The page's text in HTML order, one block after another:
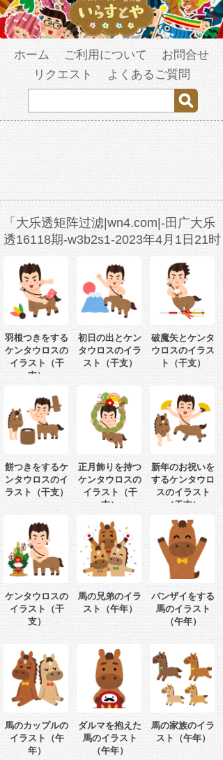
ホーム ご利用について
お問合せ
リクエスト
よくあるご質問
「大乐透矩阵过滤|wn4.com|-田广大乐
透16118期-w3b2s1-2023年4月1日21时
19分10秒-njvjp55pr.com」の検索結果
羽根つきをする
ケンタウロスの
イラスト（干
支）
初日の出とケン
タウロスのイラ
スト（干支）
破魔矢とケンタ
ウロスのイラス
ト（干支）
餅つきをするケ
ンタウロスのイ
ラスト（干支）
正月飾りを持つ
ケンタウロスの
イラスト（干
支）
新年のお祝いを
するケンタウロ
スのイラスト
（干支）
ケンタウロスの
イラスト（干
支）
馬の兄弟のイラ
スト（午年）
バンザイをする
馬のイラスト
（午年）
馬のカップルの
イラスト（午
年）
ダルマを抱えた
馬のイラスト
（午年）
馬の家族のイラ
スト（午年）